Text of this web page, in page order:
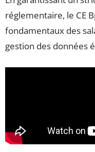
réglementaire, le CE
fondamentaux des
gestion des données